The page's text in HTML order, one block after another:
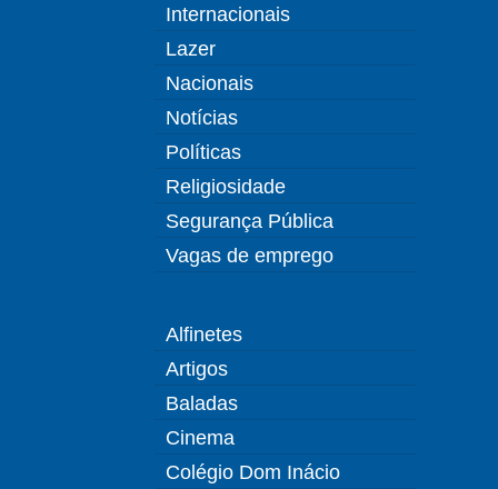
Internacionais
Lazer
Nacionais
Notícias
Políticas
Religiosidade
Segurança Pública
Vagas de emprego
Alfinetes
Artigos
Baladas
Cinema
Colégio Dom Inácio